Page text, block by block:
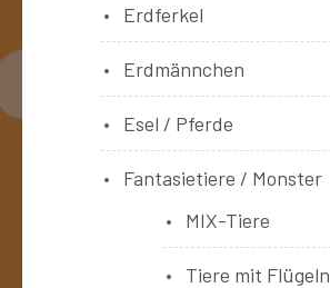
Erdferkel
Erdmännchen
Esel / Pferde
Fantasietiere / Monster
MIX-Tiere
Tiere mit Flügeln